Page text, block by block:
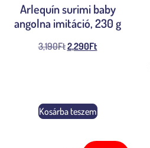
Arlequín surimi baby
angolna imitáció, 230 g
3,190Ft2,290Ft
Kosárba teszem